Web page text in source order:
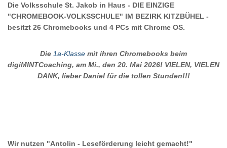
Die Volksschule St. Jakob in Haus - DIE EINZIGE
"CHROMEBOOK-VOLKSSCHULE" IM BEZIRK KITZBÜHEL -
besitzt 26 Chromebooks und 4 PCs mit Chrome OS.
Die 1a-Klasse mit ihren Chromebooks beim
digiMINTCoaching, am Mi., den 20. Mai 2026! VIELEN, VIELEN
DANK, lieber Daniel für die tollen Stunden!!!
Wir nutzen "Antolin - Leseförderung leicht gemacht!"